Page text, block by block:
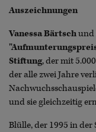
Auszeichnungen
Vanessa Bärtschund
Stiftung, der mit
der alle zwei Jahre
und sie gleichzeitig
Blülle, der 1995 in der